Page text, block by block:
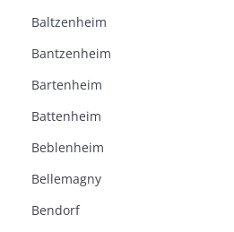
Baltzenheim
Bantzenheim
Bartenheim
Battenheim
Beblenheim
Bellemagny
Bendorf